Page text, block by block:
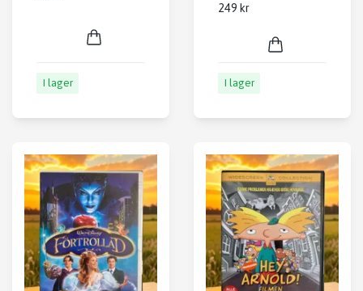
I lager
249 kr
I lager